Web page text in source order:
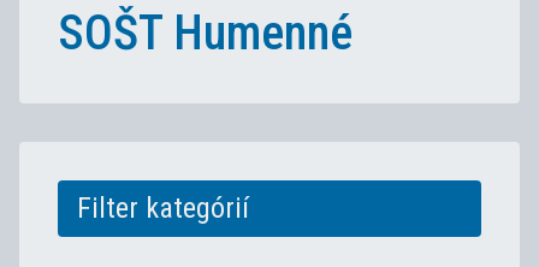
SOŠT Humenné
Filter kategórií